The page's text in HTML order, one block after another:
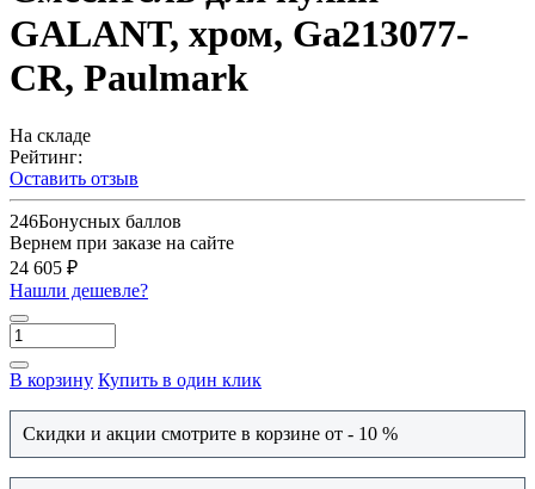
GALANT, хром, Ga213077-
CR, Paulmark
На складе
Рейтинг:
Оставить отзыв
246Бонусных баллов
Вернем при заказе на сайте
24 605 ₽
Нашли дешевле?
В корзину Купить в один клик
Скидки и акции смотрите в корзине от - 10 %